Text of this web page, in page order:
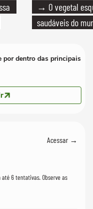
→ O vegetal
saudáveis do
por dentro das principais
Acessar →
6 tentativas. Observe as